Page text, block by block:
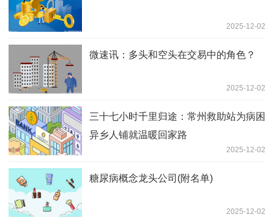
2025-12-02
微速讯：多头和空头在交易中的角色？
2025-12-02
三十七小时千里归途：常州救助站为病困
异乡人铺就温暖回家路
2025-12-02
糖尿病概念龙头公司(附名单)
2025-12-02